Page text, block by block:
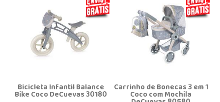
Bicicleta Infantil Balance
Bike Coco DeCuevas 30180 Carrinho de Bonecas 3 em 1
Coco com Mochila